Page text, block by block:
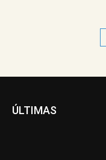
ÚLTIMAS